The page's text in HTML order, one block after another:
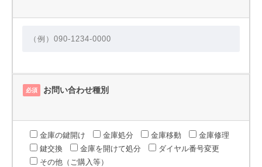
必須 お問い合わせ種別
金庫の鍵開け 金庫処分 金庫移動
金庫修理
鍵交換
金庫を開けて処分
ダイヤル番号変更
その他（ご購入等）